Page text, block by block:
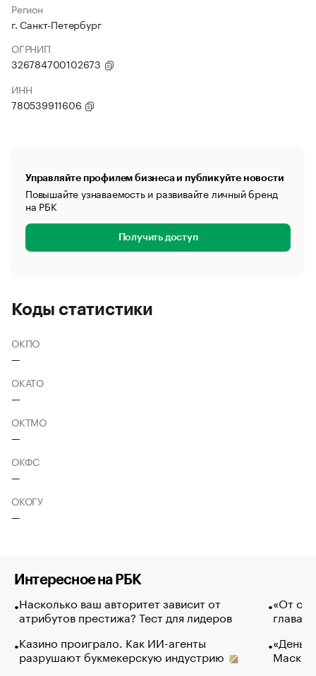
Регион
г. Санкт-Петербург
ОГРНИП
326784700102673
ИНН
780539911606
Управляйте профилем бизнеса и публикуйте новости
Повышайте узнаваемость и развивайте личный бренд
на РБК
Получить доступ
Коды статистики
ОКПО
—
ОКАТО
—
ОКТМО
—
ОКФС
—
ОКОГУ
—
Интересное на РБК
Насколько ваш авторитет зависит от
атрибутов престижа? Тест для лидеров
Казино проиграло. Как ИИ-агенты
разрушают букмекерскую индустрию
«От
глава
Маск в